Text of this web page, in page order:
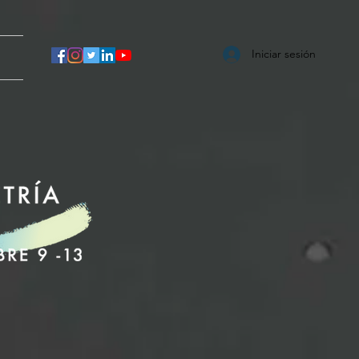
Iniciar sesión